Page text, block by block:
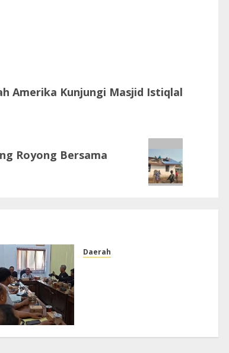
Amerika Kunjungi Masjid Istiqlal
Royong Bersama
Daerah
JULI 23, 2026 0